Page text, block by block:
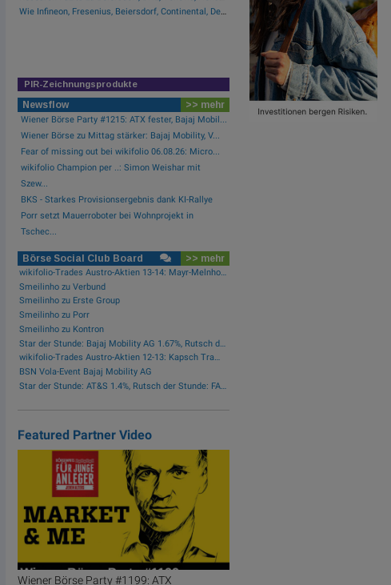
Wie Infineon, Fresenius, Beiersdorf, Continental, Deutsche Post und Bayer für Gesprächsstoff im DAX sorgten
PIR-Zeichnungsprodukte
Newsflow >> mehr
Wiener Börse Party #1215: ATX fester, Bajaj Mobil...
Wiener Börse zu Mittag stärker: Bajaj Mobility, V...
Fear of missing out bei wikifolio 06.08.26: Micro...
wikifolio Champion per ..: Simon Weishar mit
Szew...
BKS - Starkes Provisionsergebnis dank KI-Rallye
Porr setzt Mauerroboter bei Wohnprojekt in
Tschec...
Börse Social Club Board >> mehr
wikifolio-Trades Austro-Aktien 13-14: Mayr-Melnhof(1)
Smeilinho zu Verbund
Smeilinho zu Erste Group
Smeilinho zu Porr
Smeilinho zu Kontron
wikifolio-Trades Austro-Aktien 12-13: Kapsch TrafficCom(1), Fabasoft(1)
BSN Vola-Event Bajaj Mobility AG
Star der Stunde: AT&S 1.4%, Rutsch der Stunde: FACC -0.46%
Featured Partner Video
Wiener Börse Party #1199: ATX